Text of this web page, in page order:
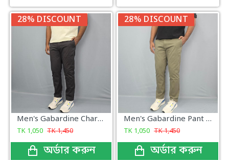
28% DISCOUNT
Men's Gabardine Charcoal Gray
TK 1,050 TK1,450
অর্ডার করুন
28% DISCOUNT
Men's Gabardine Pant Lite green
TK 1,050 TK1,450
অর্ডার করুন